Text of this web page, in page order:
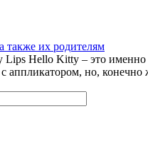
также их родителям
Lips Hello Kitty – это
аппликатором, но,